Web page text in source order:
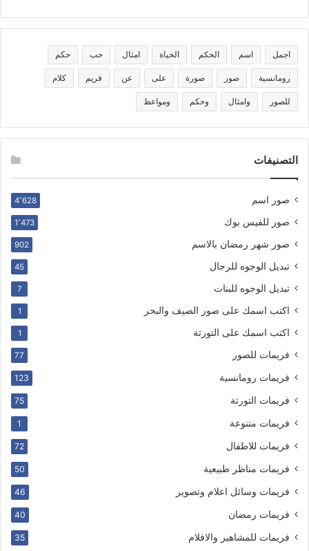
اجمل اسم الحكم الحياة امثال حب حكم
رومانسية صور صورة على عن فريم كلام
للصور وامثال وحكم ومواعظ
التصنيفات
صور اسم 4٬628
صور للفيس بوك 1٬473
صور شهر رمضان بالاسم 902
تبديل الوجوه للرجال 45
تبديل الوجوه للبنات 7
اكتب اسمك على صور الصيف والبحر 1
اكتب اسمك على التورتة 1
فريمات للصور 77
فريمات رومانسية 123
فريمات التورتة 75
فريمات متنوعة 1
فريمات للاطفال 72
فريمات مناظر طبيعية 50
فريمات وسائل اعلام وتصوير 46
فريمات رمضان 40
فريمات للمشاهير والافلام 35